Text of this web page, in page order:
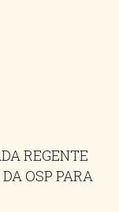
REGENTE
OSP PARA